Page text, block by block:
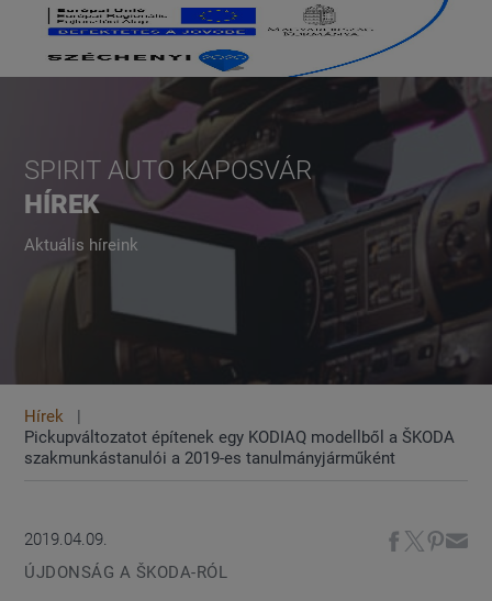
SPIRIT AUTO KAPOSVÁR
HÍREK
Aktuális híreink
Hírek
Pickupváltozatot építenek egy KODIAQ modellből a ŠKODA
szakmunkástanulói a 2019-es tanulmányjárműként
2019.04.09.
ÚJDONSÁG A ŠKODA-RÓL